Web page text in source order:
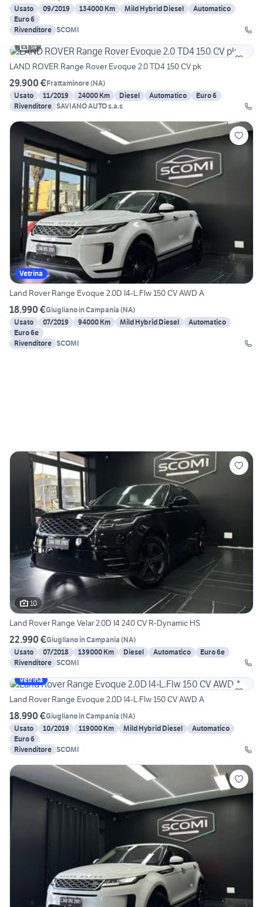
Usato
09/2019 134000 Km Mild Hybrid Diesel
Automatico
Euro 6
Rivenditore SCOMI
14
LAND ROVER Range Rover Evoque 2.0 TD4 150 CV pk
29.900 €Frattaminore(NA)
Usato
11/2019 24000 Km Diesel Automatico
Euro 6
Rivenditore SAVIANO AUTO s.a.s
Vetrina
Land Rover Range Evoque 2.0D I4-L.Flw 150 CV AWD A
18.990 €Giugliano in Campania (NA)
Usato
07/2019 94000 Km Mild Hybrid Diesel
Automatico
Euro 6e
Rivenditore SCOMI
10
Land Rover Range Velar 2.0D I4 240 CV R-Dynamic HS
22.990 €Giugliano in Campania (NA)
Usato
07/2018 139000 Km Diesel Automatico
Euro 6e
Rivenditore SCOMI
Vetrina
Land Rover Range Evoque 2.0D I4-L.Flw 150 CV AWD A
18.990 €Giugliano in Campania (NA)
Usato
10/2019 119000 Km Mild Hybrid Diesel
Automatico
Euro 6
Rivenditore SCOMI